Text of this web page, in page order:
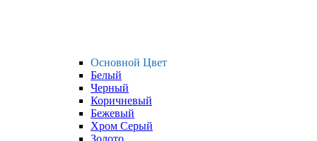
Основной Цвет
Белый
Черный
Коричневый
Бежевый
Хром Серый
Золото